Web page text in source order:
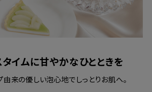
イムに甘やかなひとときを
由来の優しい泡心地でしっとりお肌へ。